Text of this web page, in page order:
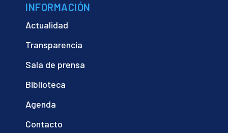
INFORMACIÓN
Actualidad
Transparencia
Sala de prensa
Biblioteca
Agenda
Contacto